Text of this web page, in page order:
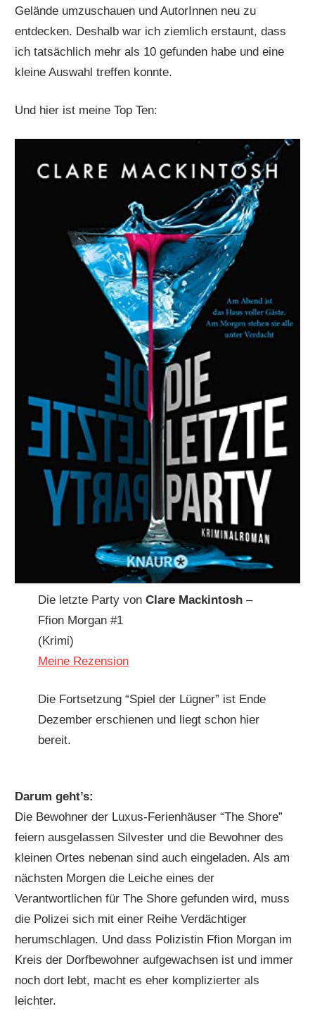
Gelände umzuschauen und AutorInnen neu zu
entdecken. Deshalb war ich ziemlich erstaunt, dass
ich tatsächlich mehr als 10 gefunden habe und eine
kleine Auswahl treffen konnte.
Und hier ist meine Top Ten:
Die letzte Party von Clare Mackintosh–
Ffion Morgan #1
(Krimi)
Meine Rezension
Die Fortsetzung “Spiel der Lügner” ist Ende
Dezember erschienen und liegt schon hier
bereit.
Darum geht’s:
Die Bewohner der Luxus-Ferienhäuser “The Shore”
feiern ausgelassen Silvester und die Bewohner des
kleinen Ortes nebenan sind auch eingeladen. Als am
nächsten Morgen die Leiche eines der
Verantwortlichen für The Shore gefunden wird, muss
die Polizei sich mit einer Reihe Verdächtiger
herumschlagen. Und dass Polizistin Ffion Morgan im
Kreis der Dorfbewohner aufgewachsen ist und immer
noch dort lebt, macht es eher komplizierter als
leichter.